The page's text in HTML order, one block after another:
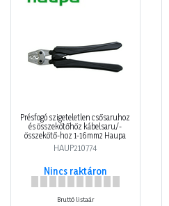
Présfogó szigeteletlen csősaruhoz
és összekötőhöz kábelsaru/-
összekötő-hoz 1-16mm2 Haupa
HAUP210774
Nincs raktáron
Bruttó listaár